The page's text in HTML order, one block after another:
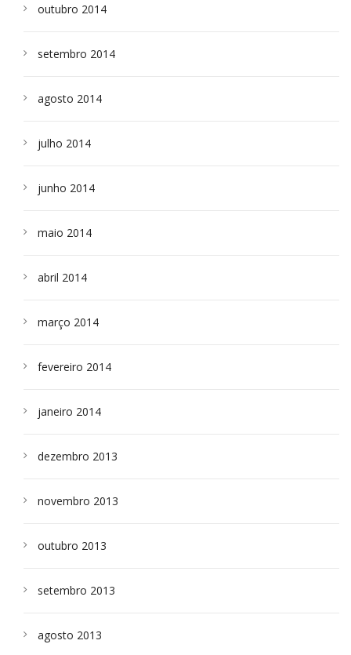
outubro 2014
setembro 2014
agosto 2014
julho 2014
junho 2014
maio 2014
abril 2014
março 2014
fevereiro 2014
janeiro 2014
dezembro 2013
novembro 2013
outubro 2013
setembro 2013
agosto 2013